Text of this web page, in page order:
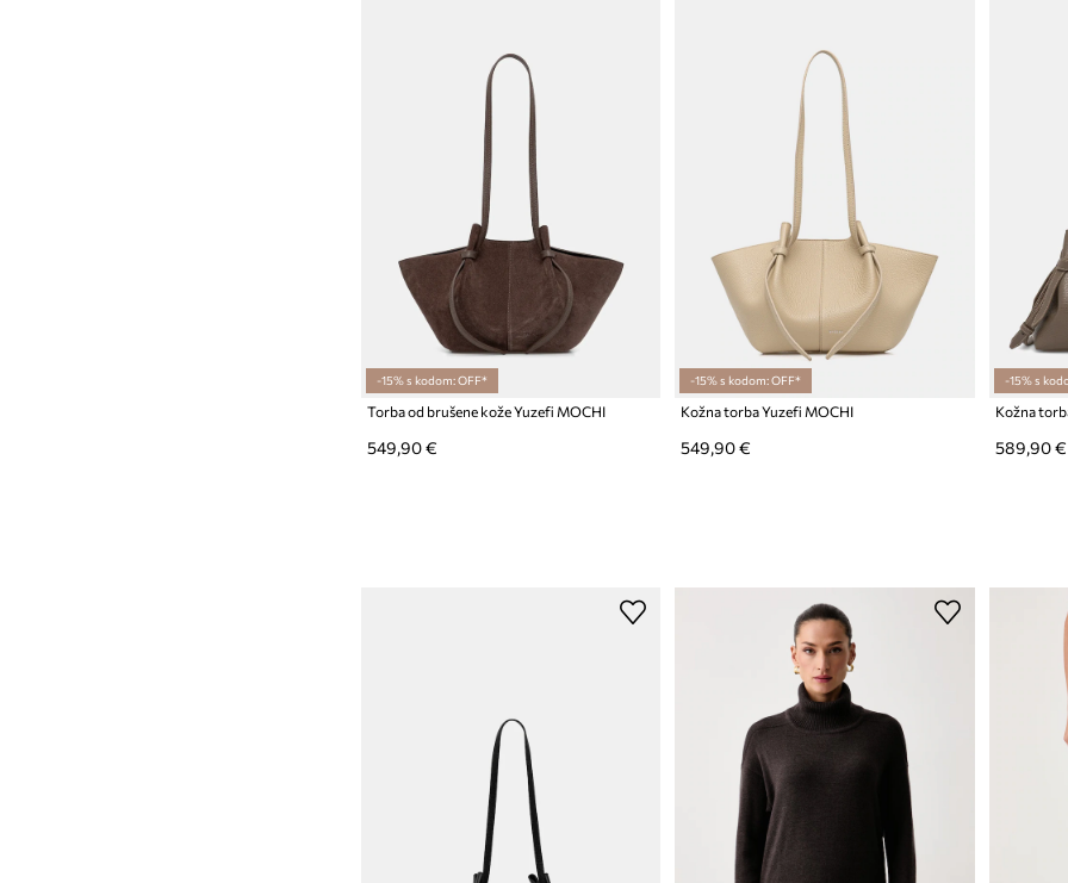
-15% s kodom: OFF*
Torba od brušene kože Yuzefi MOCHI
549,90 €
-15% s kodom: OFF*
Kožna torba Yuzefi MOCHI
549,90 €
-15% s
Kožna
589,90 €